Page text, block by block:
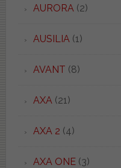
AURORA (2)
AUSILIA (1)
AVANT (8)
AXA (21)
AXA 2 (4)
AXA ONE(3)